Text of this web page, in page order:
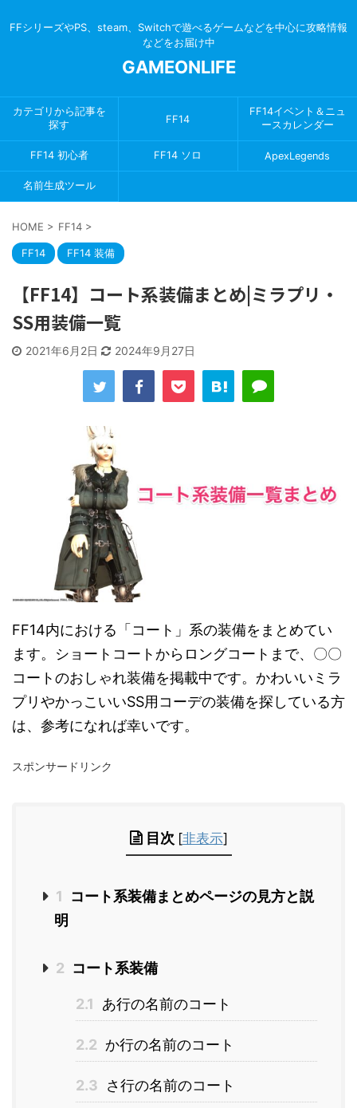
FFシリーズやPS、steam、Switchで遊べるゲームなどを中心に攻略情報
などをお届け中
GAMEONLIFE
カテゴリから記事を
探す
FF14
FF14イベント＆ニュ
ースカレンダー
FF14 初心者 FF14 ソロ ApexLegends
名前生成ツール
HOME > FF14 >
FF14 FF14 装備
【FF14】コート系装備まとめ|ミラプリ・
SS用装備一覧
2021年6月2日 2024年9月27日
FF14内における「コート」系の装備をまとめてい
ます。ショートコートからロングコートまで、〇〇
コートのおしゃれ装備を掲載中です。かわいいミラ
プリやかっこいいSS用コーデの装備を探している方
は、参考になれば幸いです。
スポンサードリンク
目次 [非表示]
1
コート系装備まとめページの見方と説
明
2 コート系装備
2.1 あ行の名前のコート
2.2 か行の名前のコート
2.3 さ行の名前のコート